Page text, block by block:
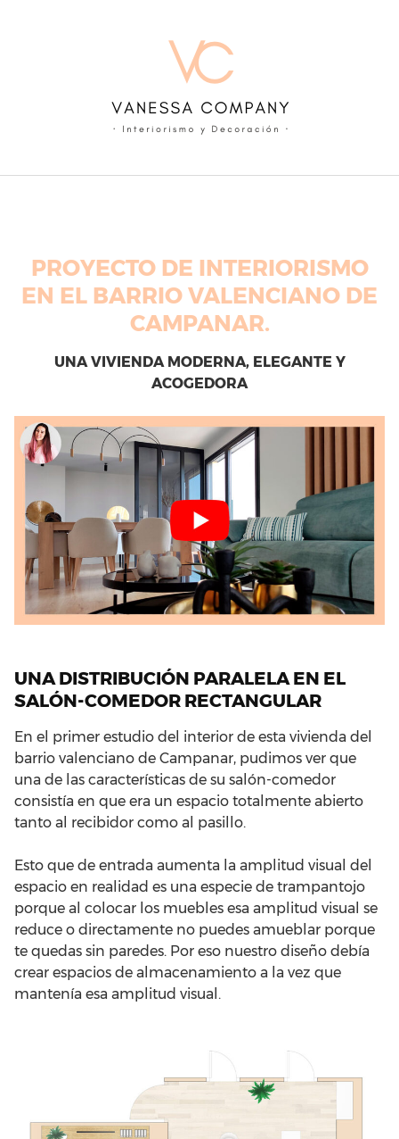
PROYECTO DE INTERIORISMO
EN EL BARRIO VALENCIANO DE
CAMPANAR.
UNA VIVIENDA MODERNA, ELEGANTE Y
ACOGEDORA
UNA DISTRIBUCIÓN PARALELA EN EL
SALÓN-COMEDOR RECTANGULAR
En el primer estudio del interior de esta vivienda del
barrio valenciano de Campanar, pudimos ver que
una de las características de su salón-comedor
consistía en que era un espacio totalmente abierto
tanto al recibidor como al pasillo.
Esto que de entrada aumenta la amplitud visual del
espacio en realidad es una especie de trampantojo
porque al colocar los muebles esa amplitud visual se
reduce o directamente no puedes amueblar porque
te quedas sin paredes. Por eso nuestro diseño debía
crear espacios de almacenamiento a la vez que
mantenía esa amplitud visual.